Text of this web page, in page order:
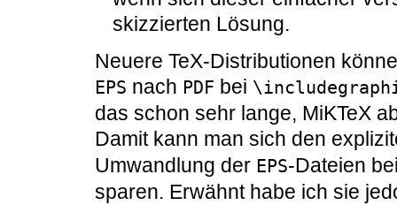
skizzierten Lösung.
Neuere TeX-Distributionen
EPS nach PDF bei
das schon sehr lange, MiKTeX
Damit kann man sich den
Umwandlung der EPS-Dateien
sparen. Erwähnt habe ich sie